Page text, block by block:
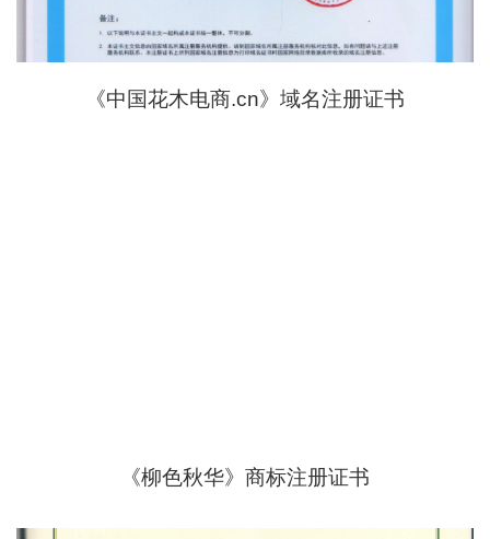
《中国花木电商.cn》域名注册证书
《柳色秋华》商标注册证书